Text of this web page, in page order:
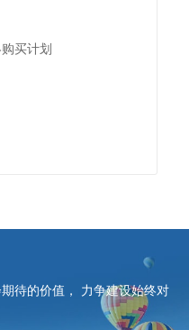
买计划
待的价值，